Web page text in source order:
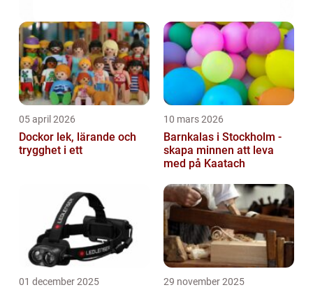
05 april 2026
Dockor lek, lärande och
trygghet i ett
10 mars 2026
Barnkalas i Stockholm -
skapa minnen att leva
med på Kaatach
01 december 2025 29 november 2025